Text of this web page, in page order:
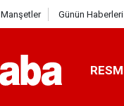
Manşetler Günün Haberleri